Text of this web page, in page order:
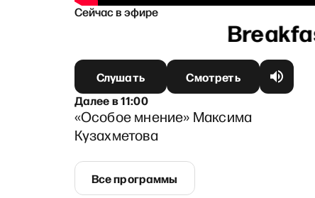
Сейчас в эфире
Слушать
Смотреть
Далеев11:00
«Особое мнение» Максима
Кузахметова
Все программы